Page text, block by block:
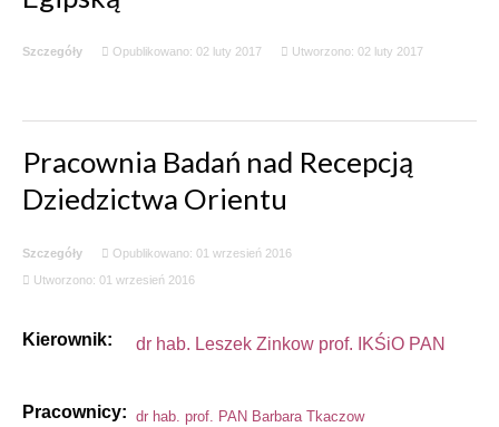
Szczegóły Opublikowano: 02 luty 2017 Utworzono: 02 luty 2017
Pracownia Badań nad Recepcją
Dziedzictwa Orientu
Szczegóły
Opublikowano: 01 wrzesień 2016
Utworzono: 01 wrzesień 2016
Kierownik: dr hab. Leszek Zinkow prof. IKŚiO PAN
Pracownicy: dr hab. prof. PAN Barbara Tkaczow